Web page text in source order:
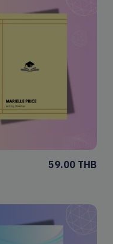
59.00 THB